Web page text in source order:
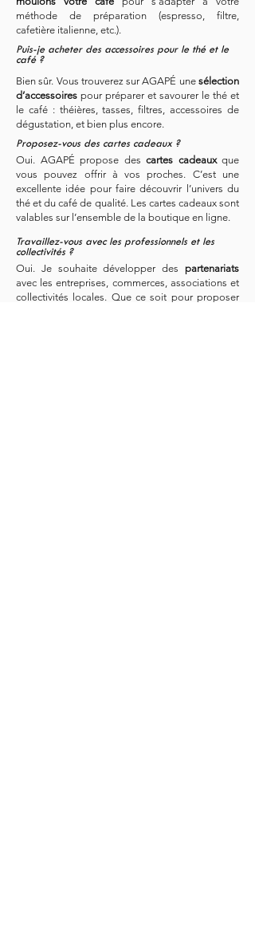
méthode de préparation (espresso, filtre,
cafetière italienne, etc.).
Puis-je acheter des accessoires pour le thé et le
café ?
Bien sûr. Vous trouverez sur AGAPÉ une sélection
d’accessoires pour préparer et savourer le thé et
le café : théières, tasses, filtres, accessoires de
dégustation, et bien plus encore.
Proposez-vous des cartes cadeaux ?
Oui. AGAPÉ propose des cartes cadeauxque
vous pouvez offrir à vos proches. C’est une
excellente idée pour faire découvrir l’univers du
thé et du café de qualité. Les cartes cadeaux sont
valables sur l’ensemble de la boutique en ligne.
Travaillez-vous avec les professionnels et les
collectivités ?
Oui. Je souhaite développer des partenariats
avec les entreprises, commerces, associations et
collectivités locales. Que ce soit pour proposer